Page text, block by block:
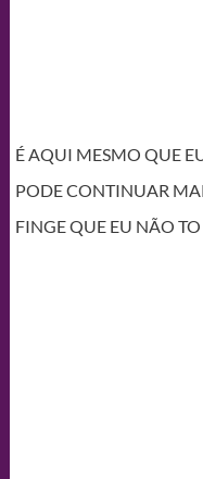
É AQUI MESMO QUE
PODE CONTINUAR
FINGE QUE EU NÃO